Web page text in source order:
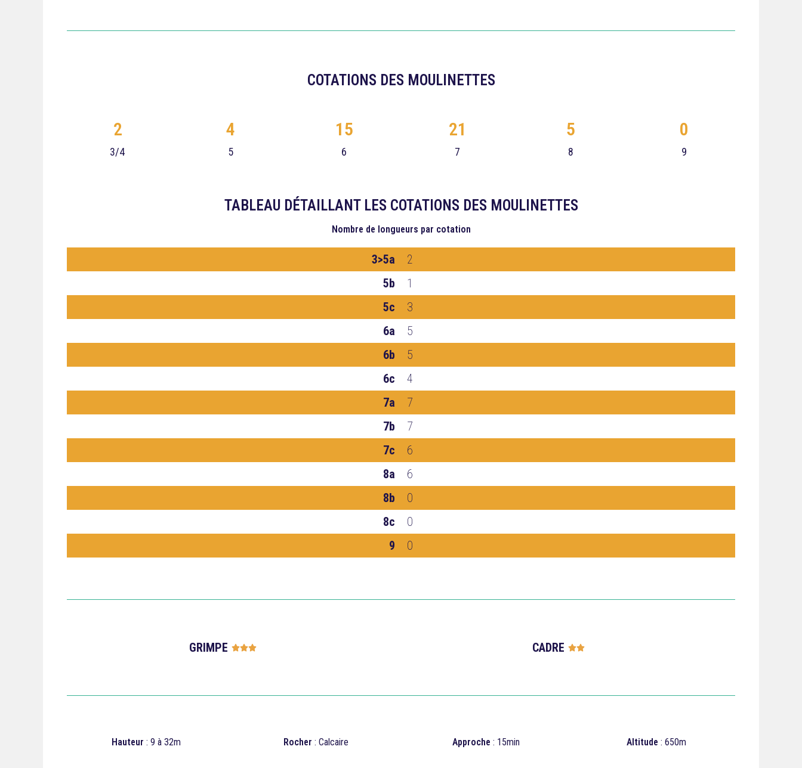
COTATIONS DES MOULINETTES
3/4
2
5
4
6
15
7
21
8
5
9
0
TABLEAU DÉTAILLANT LES COTATIONS DES MOULINETTES
Nombre de longueurs par cotation
3>5a
2
5b
1
5c
3
6a
5
6b
5
6c
4
7a
7
7b
7
7c
6
8a
6
8b
0
8c
0
9
0
GRIMPE  CADRE 
Hauteur : 9 à 32m Rocher : Calcaire Approche : 15min Altitude : 650m